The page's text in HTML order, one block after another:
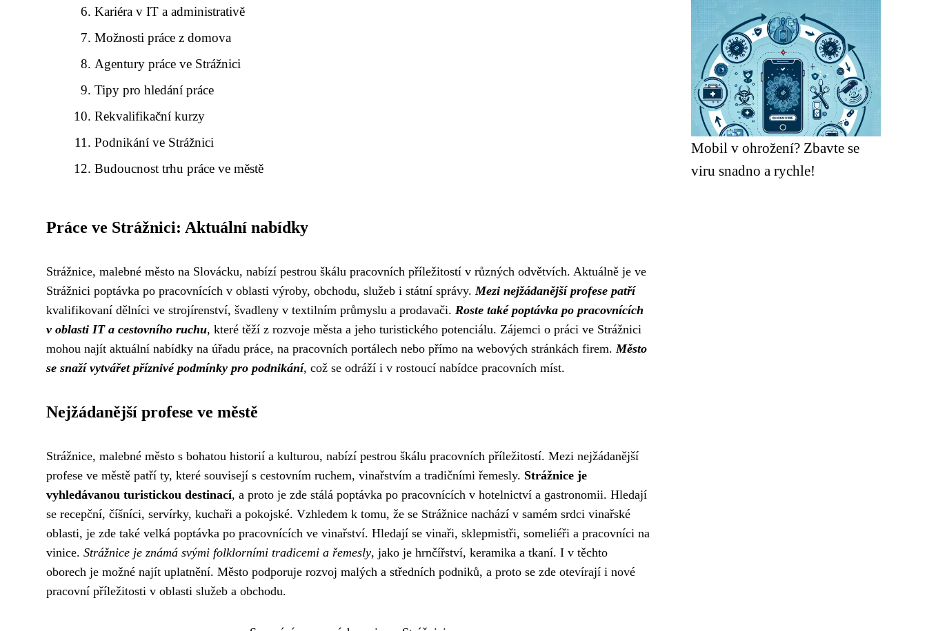
Kariéra v IT a administrativě
Možnosti práce z domova
Agentury práce ve Strážnici
Tipy pro hledání práce
Rekvalifikační kurzy
Podnikání ve Strážnici
Budoucnost trhu práce ve městě
Práce ve Strážnici: Aktuální nabídky
Strážnice, malebné město na Slovácku, nabízí pestrou škálu pracovních příležitostí v různých odvětvích. Aktuálně je ve
Strážnici poptávka po pracovnících v oblasti výroby, obchodu, služeb i státní správy.Mezi nejžádanější profese patří
kvalifikovaní dělníci ve strojírenství, švadleny v textilním průmyslu a prodavači. Roste také poptávka po pracovnících
v oblasti IT a cestovního ruchu, které těží z rozvoje města a jeho turistického potenciálu. Zájemci o práci ve Strážnici
mohou najít aktuální nabídky na úřadu práce, na pracovních portálech nebo přímo na webových stránkách firem.Město
se snaží vytvářet příznivé podmínky pro podnikání, což se odráží i v rostoucí nabídce pracovních míst.
Nejžádanější profese ve městě
Strážnice, malebné město s bohatou historií a kulturou, nabízí pestrou škálu pracovních příležitostí. Mezi nejžádanější
profese ve městě patří ty, které souvisejí s cestovním ruchem, vinařstvím a tradičními řemesly. Strážnice je
vyhledávanou turistickou destinací, a proto je zde stálá poptávka po pracovnících v hotelnictví a gastronomii. Hledají
se recepční, číšníci, servírky, kuchaři a pokojské. Vzhledem k tomu, že se Strážnice nachází v samém srdci vinařské
oblasti, je zde také velká poptávka po pracovnících ve vinařství. Hledají se vinaři, sklepmistři, someliéři a pracovníci na
vinice. Strážnice je známá svými folklorními tradicemi a řemesly, jako je hrnčířství, keramika a tkaní. I v těchto
oborech je možné najít uplatnění. Město podporuje rozvoj malých a středních podniků, a proto se zde otevírají i nové
pracovní příležitosti v oblasti služeb a obchodu.
Mobil v ohrožení? Zbavte se
viru snadno a rychle!